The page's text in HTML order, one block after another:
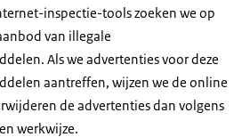
inspectie-tools zoeken we op
van illegale
Als we advertenties voor deze
aantreffen, wijzen we de online
de advertenties dan volgens
werkwijze.